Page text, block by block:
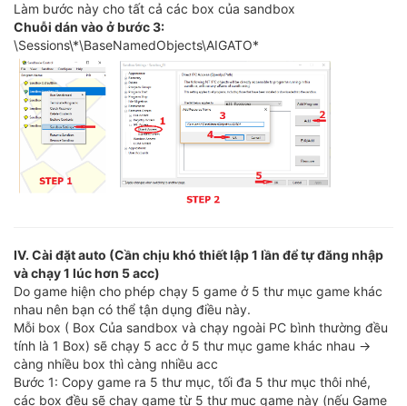
Làm bước này cho tất cả các box của sandbox
Chuỗi dán vào ở bước 3:
\Sessions\*\BaseNamedObjects\AIGATO*
IV. Cài đặt auto (Cần chịu khó thiết lập 1 lần để tự đăng nhập
và chạy 1 lúc hơn 5 acc)
Do game hiện cho phép chạy 5 game ở 5 thư mục game khác
nhau nên bạn có thể tận dụng điều này.
Mỗi box ( Box Của sandbox và chạy ngoài PC bình thường đều
tính là 1 Box) sẽ chạy 5 acc ở 5 thư mục game khác nhau ->
càng nhiều box thì càng nhiều acc
Bước 1: Copy game ra 5 thư mục, tối đa 5 thư mục thôi nhé,
các box đều sẽ chạy game từ 5 thư mục game này (nếu Game